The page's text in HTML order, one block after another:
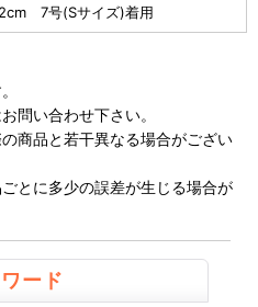
7号(Sサイズ)着用
問い合わせ下さい。
商品と若干異なる場合がござい
とに多少の誤差が生じる場合が
ード